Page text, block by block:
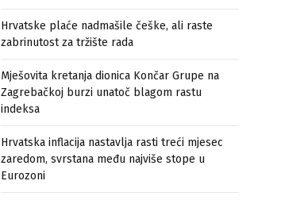
Hrvatske plaće nadmašile češke, ali raste
zabrinutost za tržište rada
Mješovita kretanja dionica Končar Grupe na
Zagrebačkoj burzi unatoč blagom rastu
indeksa
Hrvatska inflacija nastavlja rasti treći mjesec
zaredom, svrstana među najviše stope u
Eurozoni